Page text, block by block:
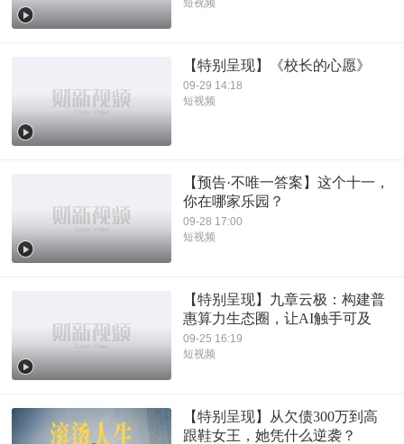
【特别呈现】《校长的心愿》
09-29 14:18
短视频
【预告·不唯一答案】这个十一，
你在哪家乐园？
09-28 17:00
短视频
【特别呈现】九章云极：构建普
惠算力生态圈，让AI触手可及
09-25 16:19
短视频
【特别呈现】从欠债300万到高
跟鞋女王，她凭什么逆袭？